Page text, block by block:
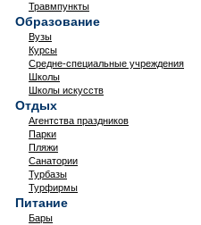
Травмпункты
Образование
Вузы
Курсы
Средне-специальные учреждения
Школы
Школы искусств
Отдых
Агентства праздников
Парки
Пляжи
Санатории
Турбазы
Турфирмы
Питание
Бары